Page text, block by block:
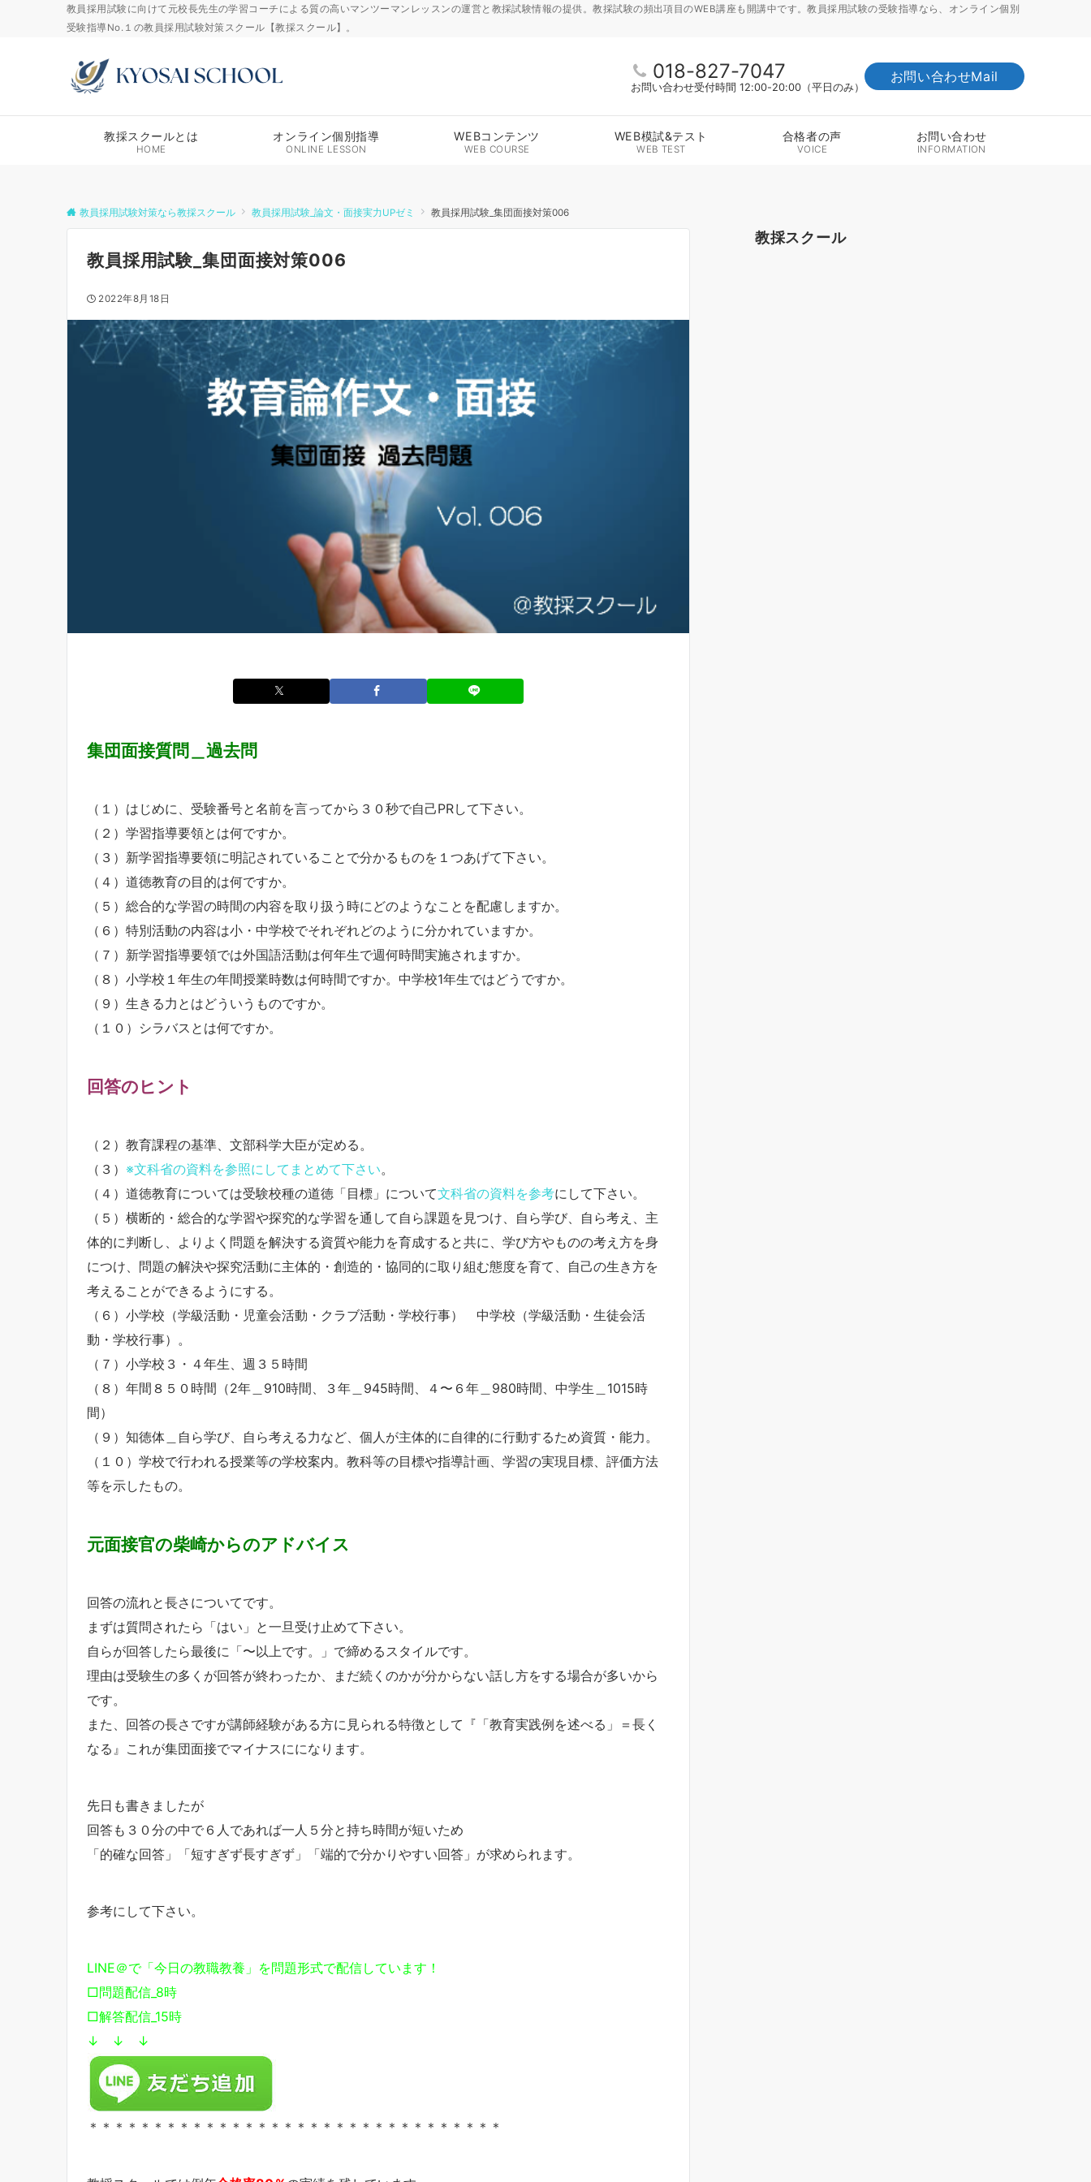
教員採用試験に向けて元校長先生の学習コーチによる質の高いマンツーマンレッスンの運営と教採試験情報の提供。教採試験の頻出項目のWEB講座も開講中です。教員採用試験の受験指導なら、オンライン個別
受験指導No.１の教員採用試験対策スクール【教採スクール】。
018-827-7047
お問い合わせ受付時間 12:00-20:00（平日のみ）
お問い合わせMail
教採スクールとは
HOME
オンライン個別指導
ONLINE LESSON
WEBコンテンツ
WEB COURSE
WEB模試&テスト
WEB TEST
合格者の声
VOICE
お問い合わせ
INFORMATION
教員採用試験対策なら教採スクール 教員採用試験_論文・面接実力UPゼミ 教員採用試験_集団面接対策006
教員採用試験_集団面接対策006
2022年8月18日
集団面接質問＿過去問
（１）はじめに、受験番号と名前を言ってから３０秒で自己PRして下さい。
（２）学習指導要領とは何ですか。
（３）新学習指導要領に明記されていることで分かるものを１つあげて下さい。
（４）道徳教育の目的は何ですか。
（５）総合的な学習の時間の内容を取り扱う時にどのようなことを配慮しますか。
（６）特別活動の内容は小・中学校でそれぞれどのように分かれていますか。
（７）新学習指導要領では外国語活動は何年生で週何時間実施されますか。
（８）小学校１年生の年間授業時数は何時間ですか。中学校1年生ではどうですか。
（９）生きる力とはどういうものですか。
（１０）シラバスとは何ですか。
回答のヒント
（２）教育課程の基準、文部科学大臣が定める。
（３） ※文科省の資料を参照にしてまとめて下さい。
（４）道徳教育については受験校種の道徳「目標」について文科省の資料を参考にして下さい。
（５）横断的・総合的な学習や探究的な学習を通して自ら課題を見つけ、自ら学び、自ら考え、主
体的に判断し、よりよく問題を解決する資質や能力を育成すると共に、学び方やものの考え方を身
につけ、問題の解決や探究活動に主体的・創造的・協同的に取り組む態度を育て、自己の生き方を
考えることができるようにする。
（６）小学校（学級活動・児童会活動・クラブ活動・学校行事） 中学校（学級活動・生徒会活
動・学校行事）。
（７）小学校３・４年生、週３５時間
（８）年間８５０時間（2年＿910時間、３年＿945時間、４〜６年＿980時間、中学生＿1015時
間）
（９）知徳体＿自ら学び、自ら考える力など、個人が主体的に自律的に行動するため資質・能力。
（１０）学校で行われる授業等の学校案内。教科等の目標や指導計画、学習の実現目標、評価方法
等を示したもの。
元面接官の柴崎からのアドバイス
回答の流れと長さについてです。
まずは質問されたら「はい」と一旦受け止めて下さい。
自らが回答したら最後に「〜以上です。」で締めるスタイルです。
理由は受験生の多くが回答が終わったか、まだ続くのかが分からない話し方をする場合が多いから
です。
また、回答の長さですが講師経験がある方に見られる特徴として『「教育実践例を述べる」＝長く
なる』これが集団面接でマイナスにになります。
先日も書きましたが
回答も３０分の中で６人であれば一人５分と持ち時間が短いため
「的確な回答」「短すぎず長すぎず」「端的で分かりやすい回答」が求められます。
参考にして下さい。
LINE＠で「今日の教職教養」を問題形式で配信しています！
□問題配信_8時
□解答配信_15時
↓ ↓ ↓
＊＊＊＊＊＊＊＊＊＊＊＊＊＊＊＊＊＊＊＊＊＊＊＊＊＊＊＊＊＊＊＊
教採スクール